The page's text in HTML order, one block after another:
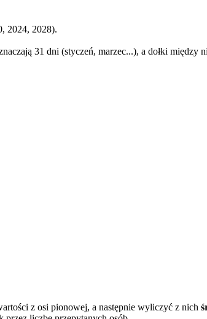
2024, 2028).
31 dni (styczeń, marzec...), a dołki
z osi pionowej, a następnie wyliczyć z nich